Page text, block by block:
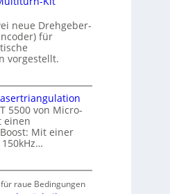
neue Drehgeber-
für
vorgestellt.
5500 von Micro-
einen
Mit einer
raue Bedingungen